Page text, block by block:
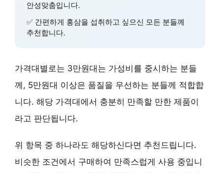
안성맞춤입니다.
✅ 간편하게 홍삼을 섭취하고 싶으신 모든 분들께
추천합니다.
가격대별로는 3만원대는 가성비를 중시하는 분들
께, 5만원대 이상은 품질을 우선하는 분들께 적합합
니다. 해당 가격대에서 충분히 만족할 만한 제품이
라고 판단됩니다.
위 항목 중 하나라도 해당하신다면 추천드립니다.
비슷한 조건에서 구매하여 만족스럽게 사용 중입니